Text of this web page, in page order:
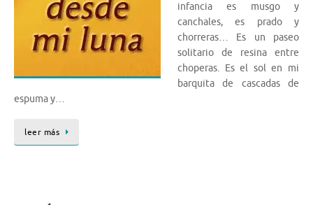
infancia es musgo y
canchales, es prado y
chorreras… Es un paseo
solitario de resina entre
choperas. Es el sol en mi
barquita de cascadas de
espuma y…
leer más